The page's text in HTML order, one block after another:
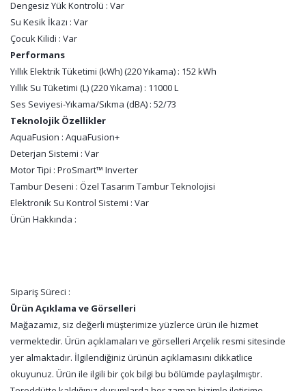
Dengesiz Yük Kontrolü : Var
Su Kesik İkazı : Var
Çocuk Kilidi : Var
Performans
Yıllık Elektrik Tüketimi (kWh) (220 Yıkama) : 152 kWh
Yıllık Su Tüketimi (L) (220 Yıkama) : 11000 L
Ses Seviyesi-Yıkama/Sıkma (dBA) : 52/73
Teknolojik Özellikler
AquaFusion : AquaFusion+
Deterjan Sistemi : Var
Motor Tipi : ProSmart™ Inverter
Tambur Deseni : Özel Tasarım Tambur Teknolojisi
Elektronik Su Kontrol Sistemi : Var
Ürün Hakkında :
Sipariş Süreci :
Ürün Açıklama ve Görselleri
Mağazamız, siz değerli müşterimize yüzlerce ürün ile hizmet
vermektedir. Ürün açıklamaları ve görselleri Arçelik resmi sitesinde
yer almaktadır. İlgilendiğiniz ürünün açıklamasını dikkatlice
okuyunuz. Ürün ile ilgili bir çok bilgi bu bölümde paylaşılmıştır.